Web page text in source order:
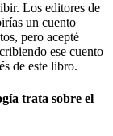
Los editores de
un cuento
pero acepté
ese cuento
de este libro.
trata sobre el